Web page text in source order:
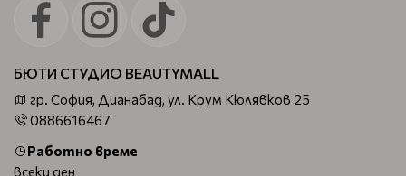
БЮТИ СТУДИО BEAUTYMALL
гр. София, Дианабад, ул. Крум Кюлявков 25
0886616467
Работно време
всеки ден